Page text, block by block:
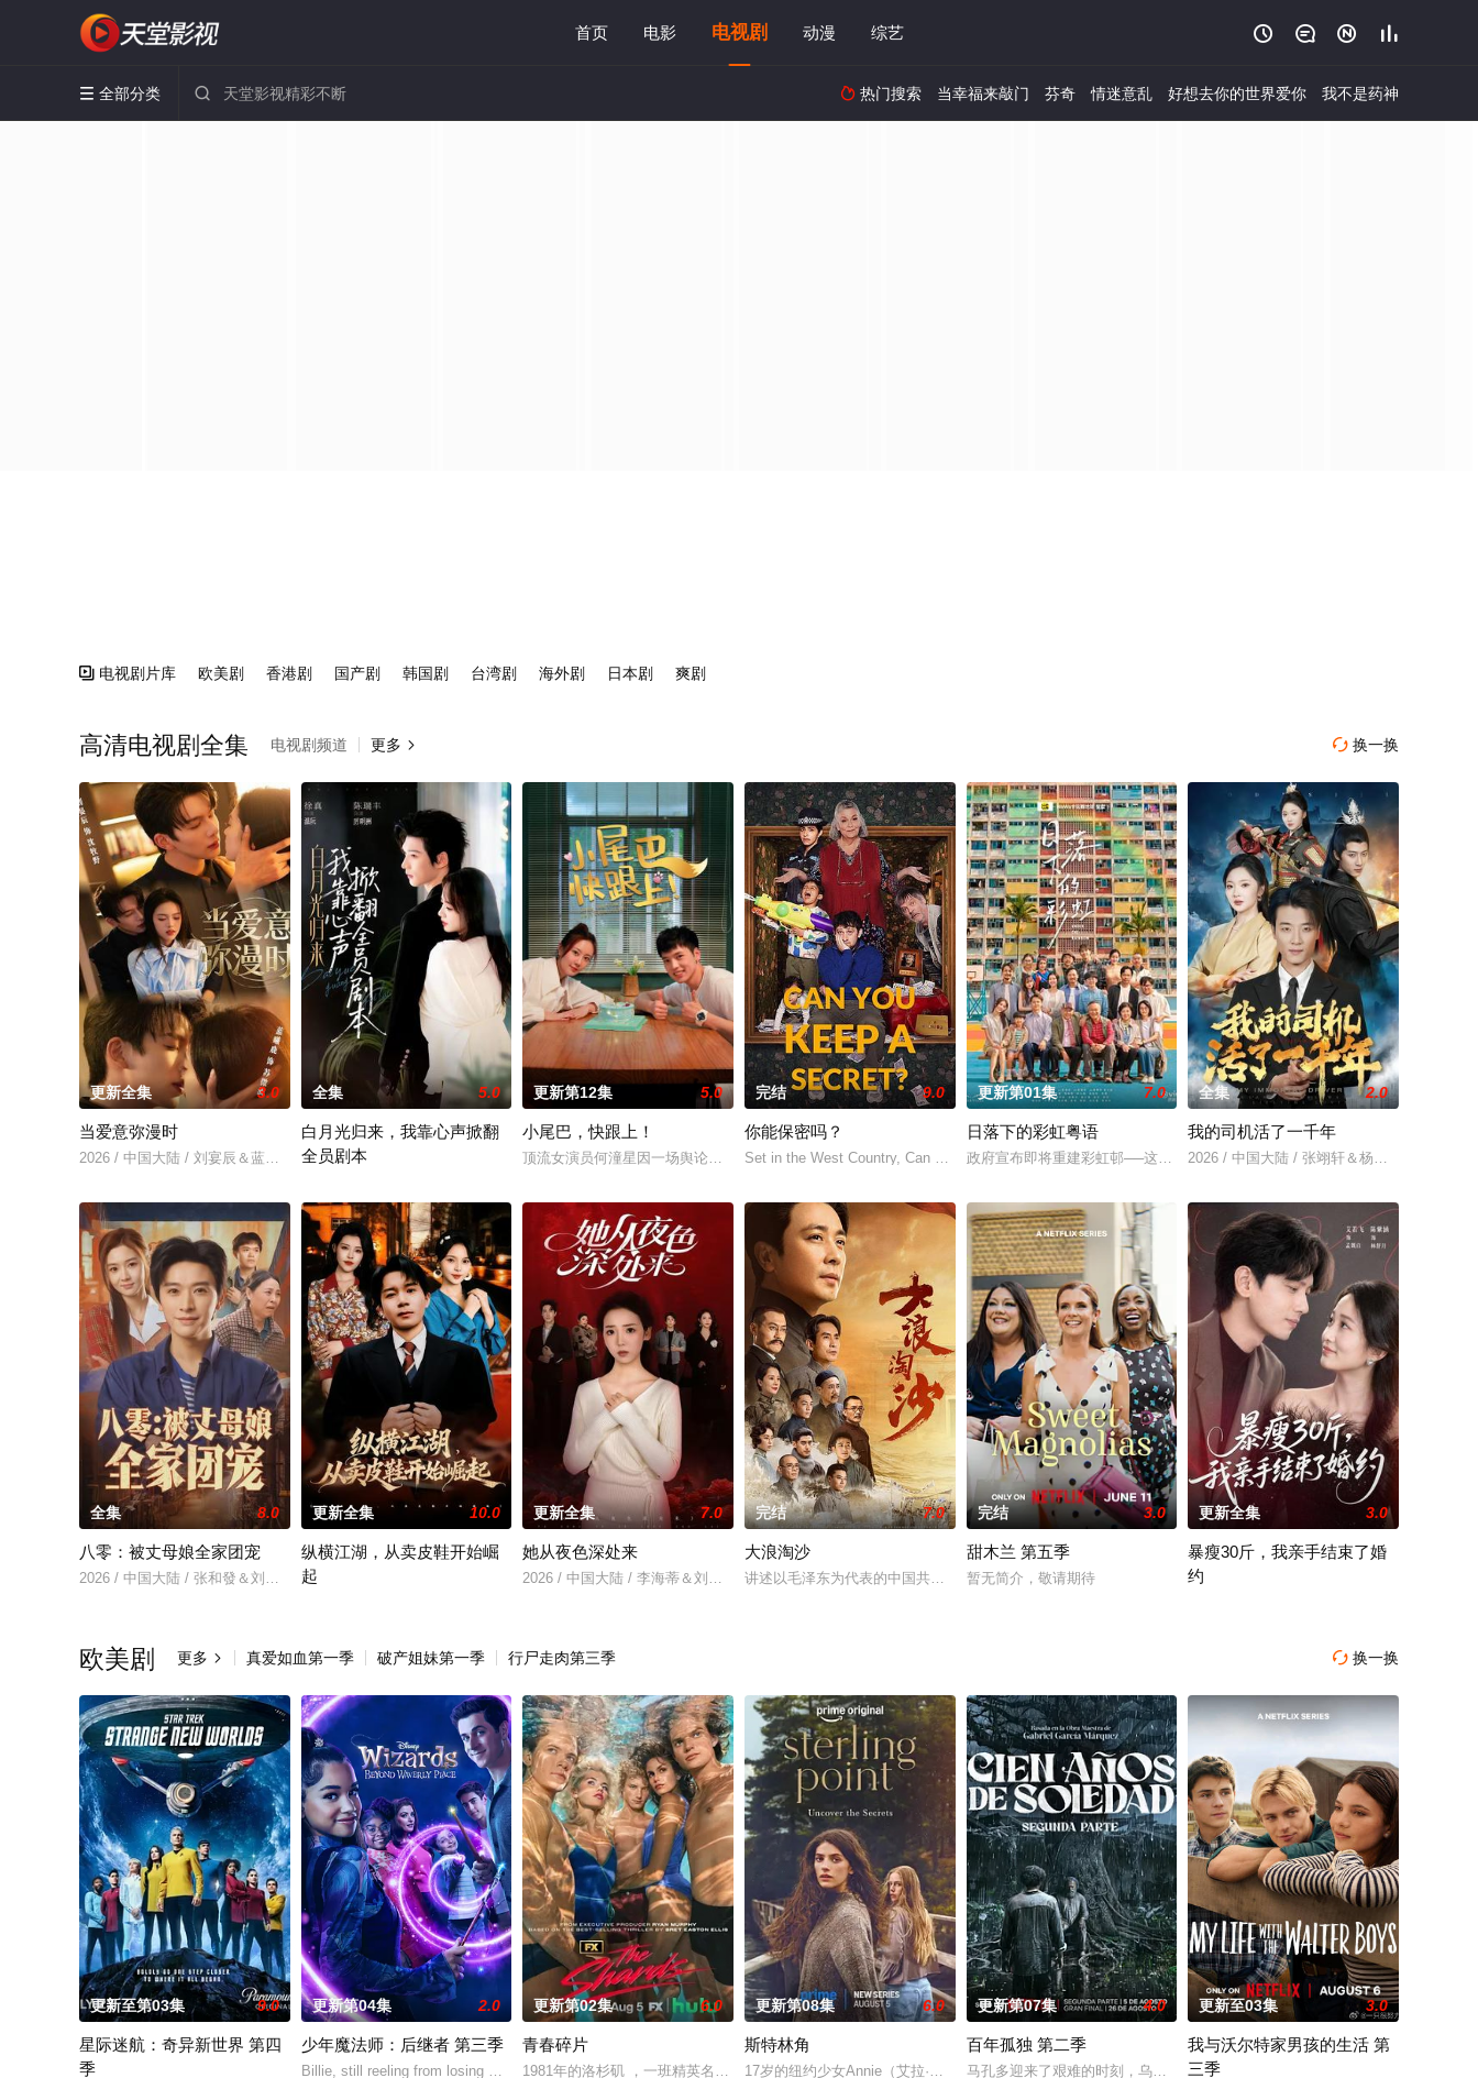
首页 电影 电视剧 动漫 综艺    
 全部分类   热门搜索 当幸福来敲门 芬奇 情迷意乱 好想去你的世界爱你 我不是药神
 电视剧片库 欧美剧 香港剧 国产剧 韩国剧 台湾剧 海外剧 日本剧 爽剧
 换一换
高清电视剧全集 电视剧频道 更多 
更新全集 3.0
当爱意弥漫时
2026 / 中国大陆 / 刘宴辰＆蓝曦鹿
全集 5.0
白月光归来，我靠心声掀翻
全员剧本
更新第12集 5.0
小尾巴，快跟上！
顶流女演员何潼星因一场舆论风波，被藏在经纪人兼好友——林梓的一所老房子内。林梓以减免房租为由，让同在老房子内租住的大四表弟魏宇宙，帮
完结 9.0
你能保密吗？
Set in the West Country, Can You Keep a Secret? is the story of an odd little f
更新第01集 7.0
日落下的彩虹粤语
政府宣布即将重建彩虹邨──这条超过60年的名牌屋邨，满载香港情怀，是几代
全集 2.0
我的司机活了一千年
2026 / 中国大陆 / 张翊轩＆杨梓依
全集 8.0
八零：被丈母娘全家团宠
2026 / 中国大陆 / 张和發＆刘容榕
更新全集 10.0
纵横江湖，从卖皮鞋开始崛
起
更新全集 7.0
她从夜色深处来
2026 / 中国大陆 / 李海蒂＆刘小龙
完结 7.0
大浪淘沙
讲述以毛泽东为代表的中国共产党第一代领导人，在国家民族危难之际，召开中国共产党第一次代表大会，建立中
完结 3.0
甜木兰 第五季
暂无简介，敬请期待
更新全集 3.0
暴瘦30斤，我亲手结束了婚
约
 换一换
欧美剧 更多  真爱如血第一季 破产姐妹第一季 行尸走肉第三季
更新至第03集 9.0
星际迷航：奇异新世界 第四
季
更新第04集 2.0
少年魔法师：后继者 第三季
Billie, still reeling from losing Alex at the end of Season 2, discovers that t
更新第02集 6.0
青春碎片
1981年的洛杉矶 ，一班精英名校的高中生原本过住灿烂生活，直至一位神秘转校生出现。与此同时，专门猎杀青少年的连环杀人魔“The Trawler”在市内
更新第08集 6.0
斯特林角
17岁的纽约少女Annie（艾拉·鲁宾 饰）和双胞胎哥哥由养父抚养长大。她无意中继承了神秘外祖父在加拿大的一座
更新第07集 4.0
百年孤独 第二季
马孔多迎来了艰难的时刻，乌苏拉·伊瓜兰的诅咒成真，和平越来越难维持……
更新至03集 3.0
我与沃尔特家男孩的生活 第
三季